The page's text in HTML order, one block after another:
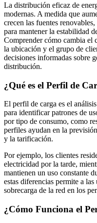
La distribución eficaz de
modernas. A medida que
crecen las fuentes
para mantener la estabilidad
Comprender cómo cambia el
la ubicación y el grupo de
decisiones informadas sobre
distribución.
¿Qué es el Perfil de
El perfil de carga es el
para identificar patrones de
por tipo de consumo, como
perfiles ayudan en la
y la tarificación.
Por ejemplo, los clientes
electricidad por la tarde,
mantienen un uso constante
estas diferencias permite a
sobrecarga de la red en los
¿Cómo Funciona el